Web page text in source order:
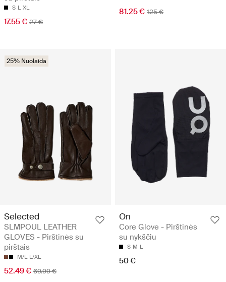
S L XL
17.55 € 27 €
81.25 € 125 €
25% Nuolaida
Selected
SLMPOUL LEATHER
GLOVES - Pirštinės su
pirštais
M/L L/XL
52.49 € 69.99 €
On
Core Glove - Pirštinės
su nykščiu
S M L
50 €